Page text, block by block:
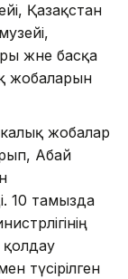
Қазақстан
және басқа
жобаларын
жобалар
Абай
10 тамызда
түсірілген